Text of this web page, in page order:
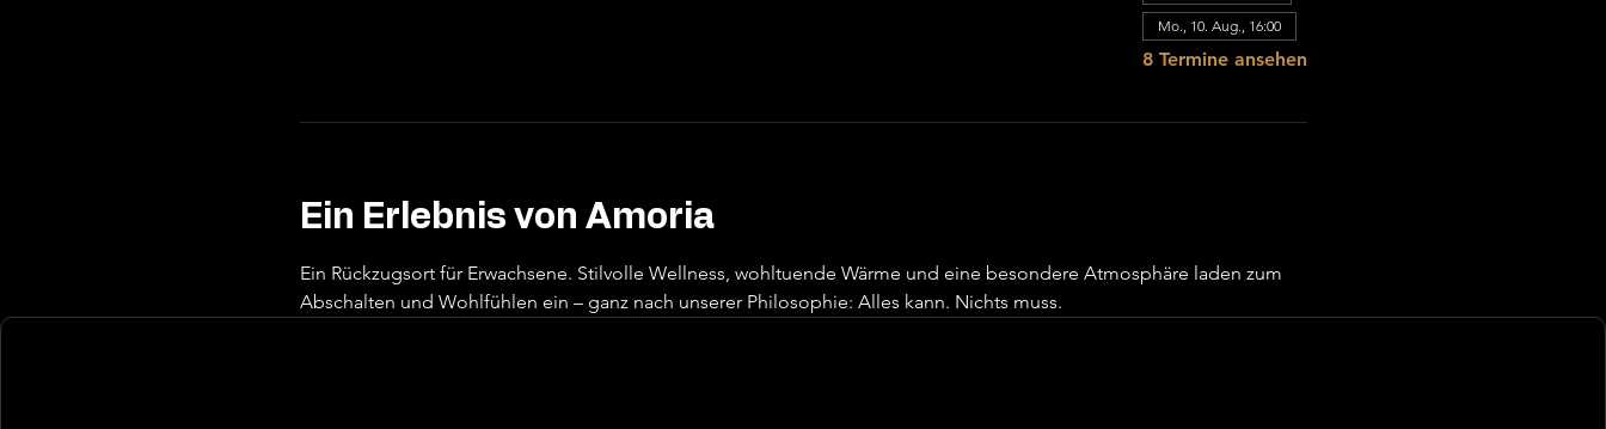
Mo., 10. Aug., 16:00
8 Termine ansehen
Ein Erlebnis von Amoria
Ein Rückzugsort für Erwachsene. Stilvolle Wellness, wohltuende Wärme und eine besondere Atmosphäre laden zum
Abschalten und Wohlfühlen ein – ganz nach unserer Philosophie: Alles kann. Nichts muss.